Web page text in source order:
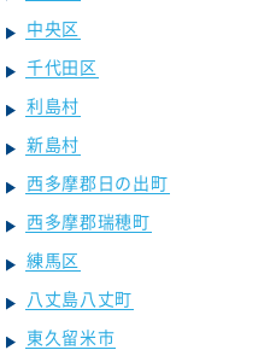
中央区
千代田区
利島村
新島村
西多摩郡日の出町
西多摩郡瑞穂町
練馬区
八丈島八丈町
東久留米市